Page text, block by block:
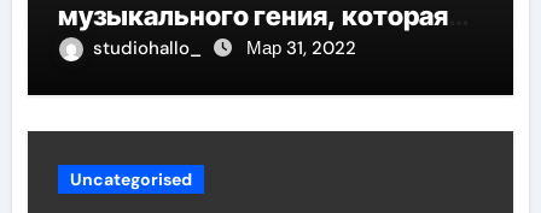
музыкального гения, которая
проникнет в самые глубины
studiohallo_ Мар 31, 2022
Uncategorised